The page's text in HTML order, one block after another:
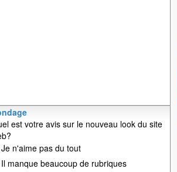
est votre avis sur le nouveau look du site
Je n'aime pas du tout
Il manque beaucoup de rubriques